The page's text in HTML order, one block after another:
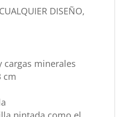
DISEÑO,
cargas minerales
cm